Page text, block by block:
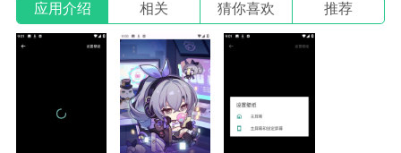
应用介绍 相关 猜你喜欢 推荐